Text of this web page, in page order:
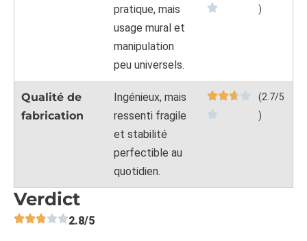
pratique, mais
usage mural et
manipulation
peu universels.
)
Qualité de
fabrication
Ingénieux, mais
ressenti fragile
et stabilité
perfectible au
quotidien.
(2.7/5
)
Verdict
2.8/5